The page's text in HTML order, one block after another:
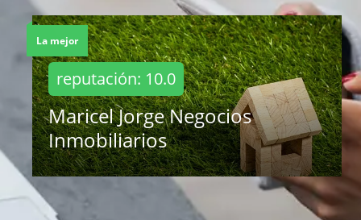
La mejor
reputación: 10.0
Maricel Jorge Negocios
Inmobiliarios